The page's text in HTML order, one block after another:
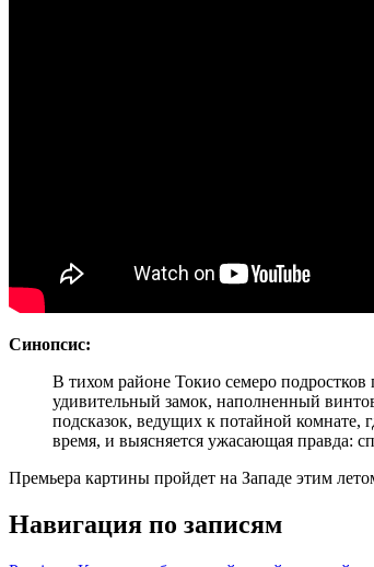
Синопсис:
В тихом районе Токио семеро
удивительный замок, наполненный
подсказок, ведущих к потайной комнате,
время, и выясняется ужасающая правда:
Премьера картины пройдет на Западе этим
Навигация по записям